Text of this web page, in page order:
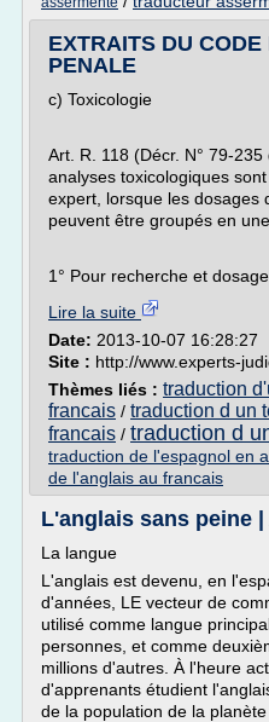
EXTRAITS DU
PENALE
c) Toxicologie
Art. R. 118 (Décr. N° 79-
analyses toxicologiques
expert, lorsque les dosages
peuvent être groupés en
1° Pour recherche et
Lire la suite
Date: 2013-10-07 16:28:27
Site : http://www.experts-
Thèmes liés : traduction
francais / traduction d un
francais / traduction d
traduction de l'espagnol en
de l'anglais au francais
L'anglais sans peine |
La langue
L'anglais est devenu, en
d'années, LE vecteur de
utilisé comme langue
personnes, et comme
millions d'autres. À l'heure
d'apprenants étudient
de la population de la planète